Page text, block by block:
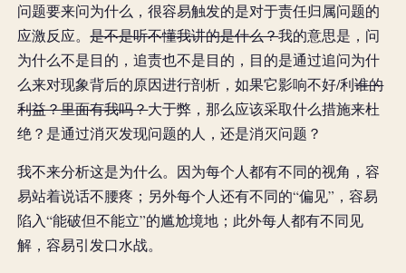
问题要来问为什么，很容易触发的是对于责任归属问题的
应激反应。是不是听不懂我讲的是什么？我的意思是，问
为什么不是目的，追责也不是目的，目的是通过追问为什
么来对现象背后的原因进行剖析，如果它影响不好/利谁的
利益？里面有我吗？大于弊，那么应该采取什么措施来杜
绝？是通过消灭发现问题的人，还是消灭问题？
我不来分析这是为什么。因为每个人都有不同的视角，容
易站着说话不腰疼；另外每个人还有不同的“偏见”，容易
陷入“能破但不能立”的尴尬境地；此外每人都有不同见
解，容易引发口水战。